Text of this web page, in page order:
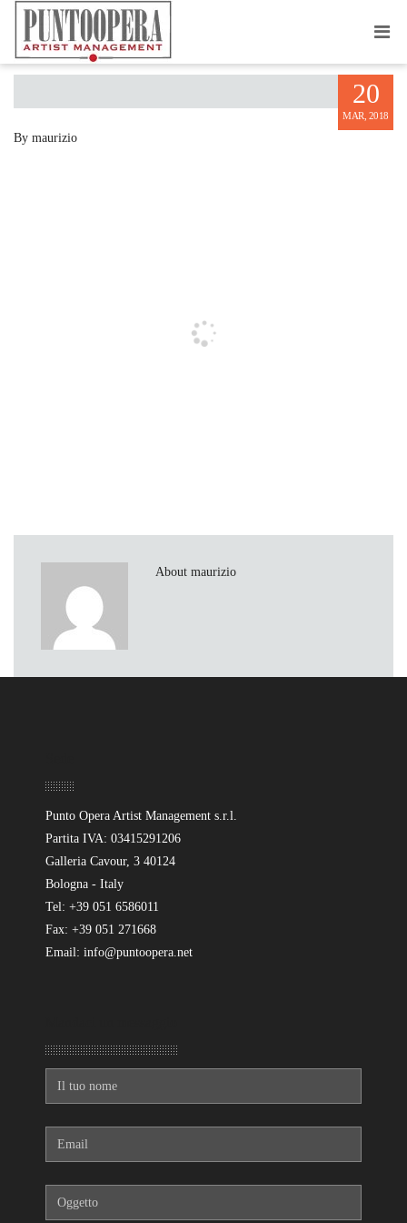
VALERIO BORGIONI
20
MAR, 2018
By maurizio
About maurizio
Punto Opera Artist Management s.r.l.
Partita IVA: 03415291206
Galleria Cavour, 3 40124
Bologna - Italy
Tel: +39 051 6586011
Fax: +39 051 271668
Email: info@puntoopera.net